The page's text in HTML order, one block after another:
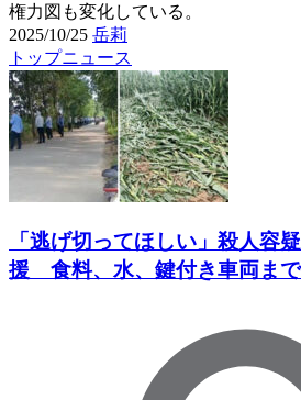
権力図も変化している。
2025/10/25 岳莉
トップニュース
「逃げ切ってほしい」殺人容
援 食料、水、鍵付き車両まで